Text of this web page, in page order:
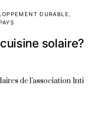
DURABLE
PAYS
solaire?
de l'association Inti